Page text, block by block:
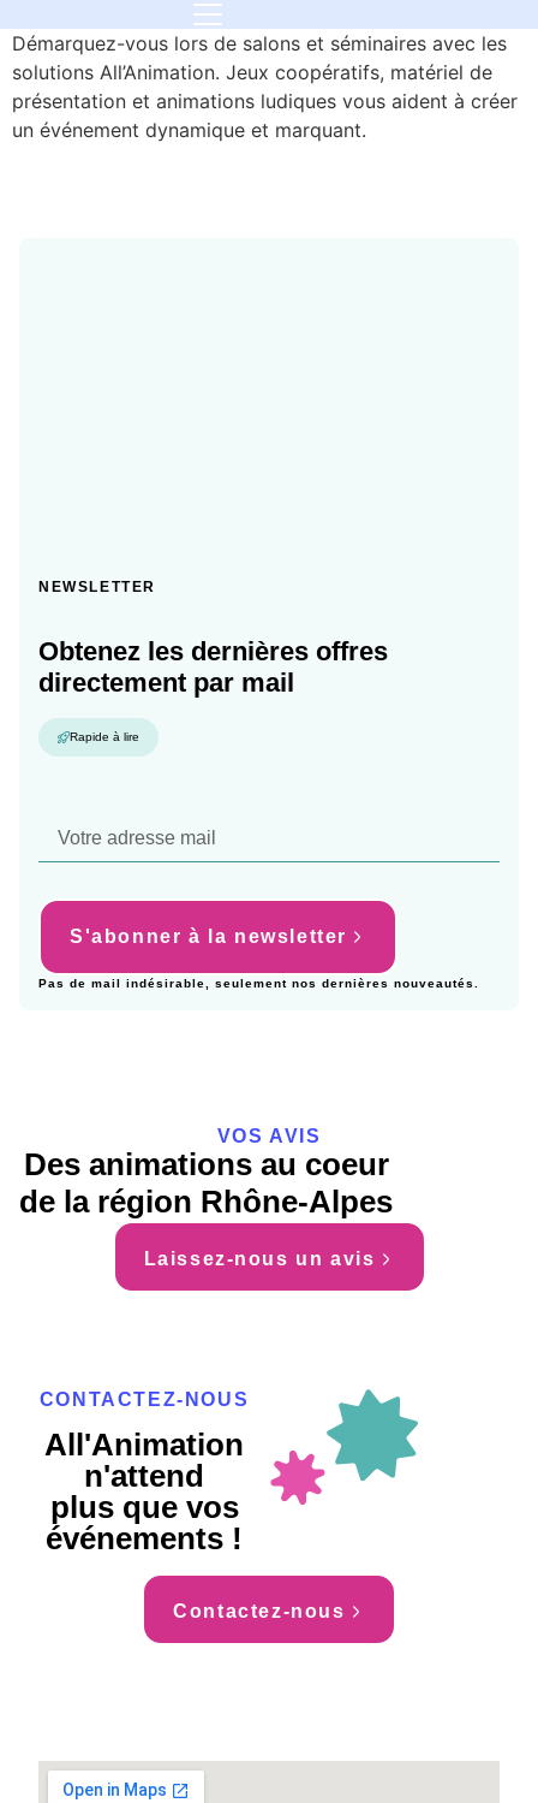
Démarquez-vous lors de salons et séminaires avec les
solutions All’Animation. Jeux coopératifs, matériel de
présentation et animations ludiques vous aident à créer
un événement dynamique et marquant.
NEWSLETTER
Obtenez les dernières offres
directement par mail
Rapide à lire
S'abonner à la newsletter
Pas de mail indésirable, seulement nos dernières nouveautés.
VOS AVIS
Des animations au coeur
de la région Rhône-Alpes
Laissez-nous un avis
CONTACTEZ-NOUS
All'Animation
n'attend
plus que vos
événements !
Contactez-nous